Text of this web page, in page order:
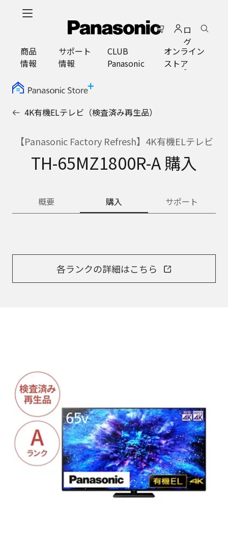
ロ
グ
イ
ン
商品
情報
サポート
情報
CLUB
Panasonic
オンライン
ストア
4K有機ELテレビ（検査済み再生品）
【Panasonic Factory Refresh】4K有機ELテレビ
TH-65MZ1800R-A 購入
概要 購入 サポート
各ランクの詳細はこちら